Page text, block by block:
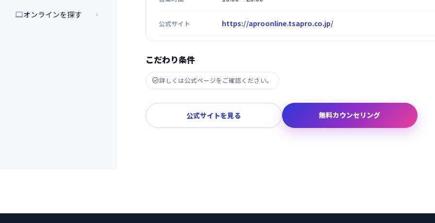
オンラインを探す 
公式サイト https://aproonline.tsapro.co.jp/
こだわり条件
詳しくは公式ページをご確認ください。
公式サイトを見る 無料カウンセリング